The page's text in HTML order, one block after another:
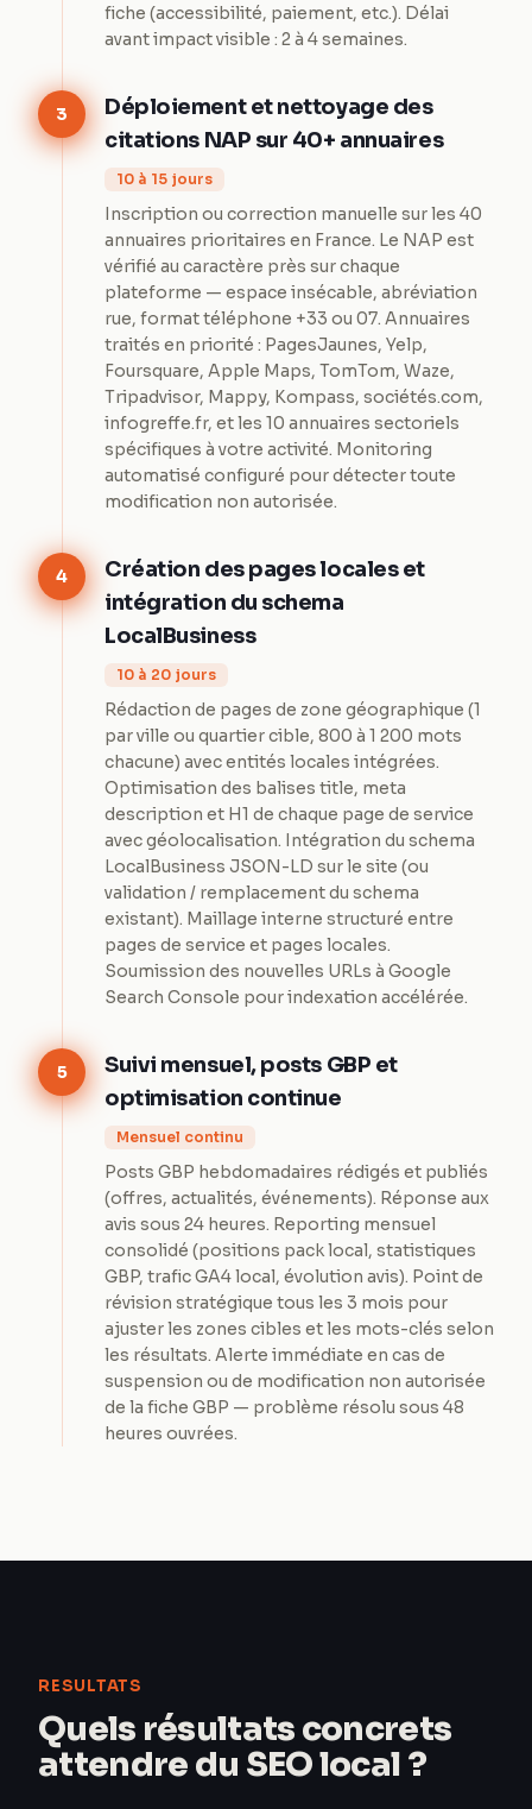
fiche (accessibilité, paiement, etc.). Délai
avant impact visible : 2 à 4 semaines.
3
Déploiement et nettoyage des
citations NAP sur 40+ annuaires
10 à 15 jours
Inscription ou correction manuelle sur les 40
annuaires prioritaires en France. Le NAP est
vérifié au caractère près sur chaque
plateforme — espace insécable, abréviation
rue, format téléphone +33 ou 07. Annuaires
traités en priorité : PagesJaunes, Yelp,
Foursquare, Apple Maps, TomTom, Waze,
Tripadvisor, Mappy, Kompass, sociétés.com,
infogreffe.fr, et les 10 annuaires sectoriels
spécifiques à votre activité. Monitoring
automatisé configuré pour détecter toute
modification non autorisée.
4
Création des pages locales et
intégration du schema
LocalBusiness
10 à 20 jours
Rédaction de pages de zone géographique (1
par ville ou quartier cible, 800 à 1 200 mots
chacune) avec entités locales intégrées.
Optimisation des balises title, meta
description et H1 de chaque page de service
avec géolocalisation. Intégration du schema
LocalBusiness JSON-LD sur le site (ou
validation / remplacement du schema
existant). Maillage interne structuré entre
pages de service et pages locales.
Soumission des nouvelles URLs à Google
Search Console pour indexation accélérée.
5
Suivi mensuel, posts GBP et
optimisation continue
Mensuel continu
Posts GBP hebdomadaires rédigés et publiés
(offres, actualités, événements). Réponse aux
avis sous 24 heures. Reporting mensuel
consolidé (positions pack local, statistiques
GBP, trafic GA4 local, évolution avis). Point de
révision stratégique tous les 3 mois pour
ajuster les zones cibles et les mots-clés selon
les résultats. Alerte immédiate en cas de
suspension ou de modification non autorisée
de la fiche GBP — problème résolu sous 48
heures ouvrées.
RESULTATS
Quels résultats concrets
attendre du SEO local ?